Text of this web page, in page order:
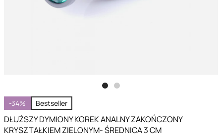
-34% Bestseller
DŁUŻSZY DYMIONY KOREK ANALNY ZAKOŃCZONY
KRYSZTAŁKIEM ZIELONYM- ŚREDNICA 3 CM